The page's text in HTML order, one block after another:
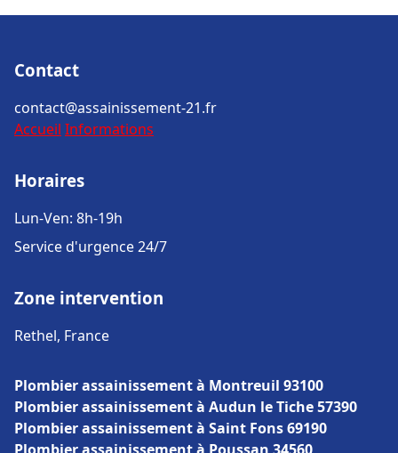
Contact
contact@assainissement-21.fr
Accueil Informations
Horaires
Lun-Ven: 8h-19h
Service d'urgence 24/7
Zone intervention
Rethel, France
Plombier assainissement à Montreuil 93100
Plombier assainissement à Audun le Tiche 57390
Plombier assainissement à Saint Fons 69190